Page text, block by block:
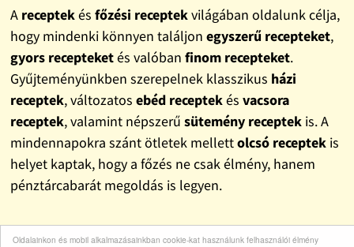
Oldalainkon és mobil alkalmazásainkban cookie-kat használunk felhasználói élmény
A receptekés főzési receptekvilágában oldalunk célja,
hogy mindenki könnyen találjon egyszerű recepteket,
gyors recepteketés valóban finom recepteket.
Gyűjteményünkben szerepelnek klasszikus házi
receptek, változatos ebéd receptekés vacsora
receptek, valamint népszerű sütemény receptekis. A
mindennapokra szánt ötletek mellettolcsó receptekis
helyet kaptak, hogy a főzés ne csak élmény, hanem
pénztárcabarát megoldás is legyen.